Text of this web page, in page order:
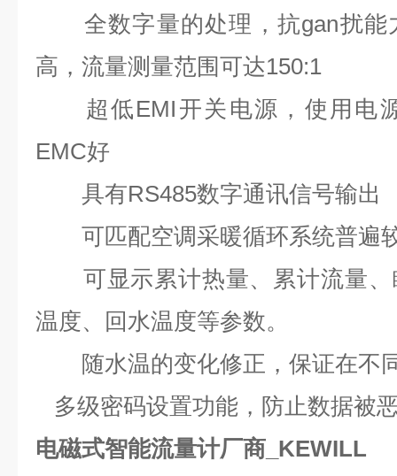
全数字量的处理，抗gan扰能
高，流量测量范围可达150:1
超低EMI开关电源，使用电
EMC好
具有RS485数字通讯信号输出
可匹配空调采暖循环系统普遍
可显示累计热量、累计流量、
温度、回水温度等参数。
随水温的变化修正，保证在不
多级密码设置功能，防止数据被
电磁式智能流量计厂商_KEWILL